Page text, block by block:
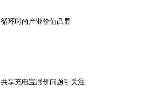
循环时尚产业价值凸显
共享充电宝涨价问题引关注